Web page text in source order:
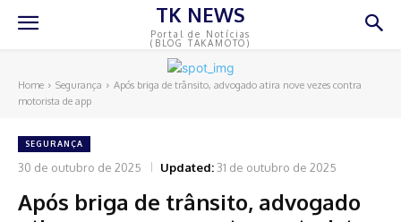
TK NEWS
Portal de Notícias
(BLOG TAKAMOTO)
Home Segurança
Após briga de trânsito, advogado atira nove vezes contra
motorista de app
SEGURANÇA
30 de outubro de 2025 Updated: 31 de outubro de 2025
Após briga de trânsito, advogado